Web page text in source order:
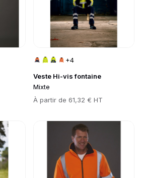
Veste Hi-vis fontaine
Mixte
Prix
À partir de 61,32 € HT
+4
Go to product page